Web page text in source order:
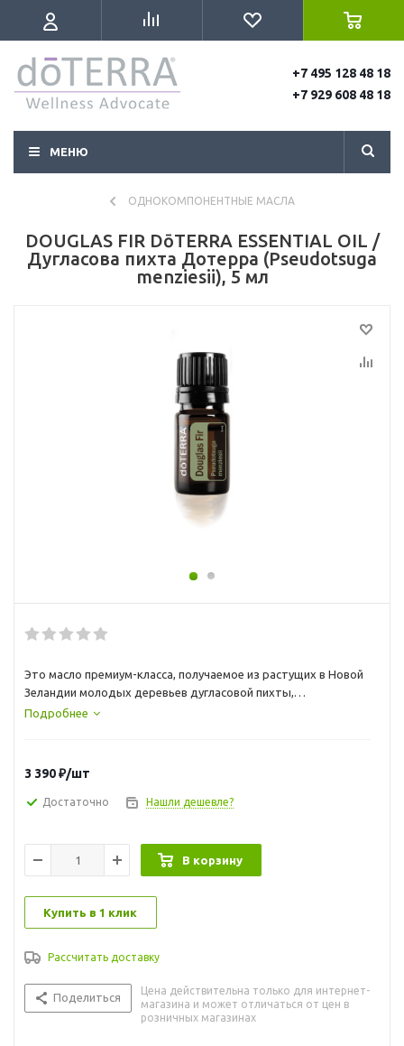
+7 495 128 48 18
+7 929 608 48 18
МЕНЮ
ОДНОКОМПОНЕНТНЫЕ МАСЛА
DOUGLAS FIR DōTERRA ESSENTIAL OIL /
Дугласова пихта Дотерра (Pseudotsuga
menziesii), 5 мл
Это масло премиум-класса, получаемое из растущих в Новой
Зеландии молодых деревьев дугласовой пихты,
способствует свободному, легкому дыханию при
Подробнее
3 390₽/шт
Достаточно Нашли дешевле?
В корзину
Купить в 1 клик
Рассчитать доставку
Поделиться
Цена действительна только для интернет-
магазина и может отличаться от цен в
розничных магазинах